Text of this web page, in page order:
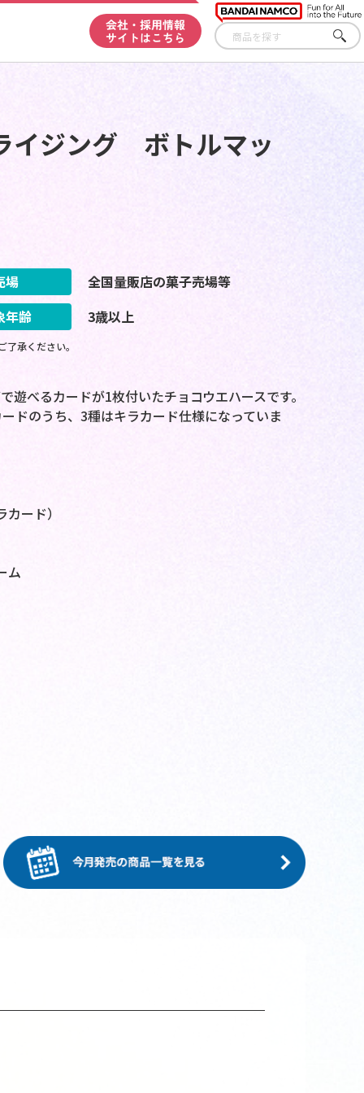
会社・採用情報
サイトはこちら
さが
す
イジング ボトルマッ
場
全国量販店の菓子売場等
年齢
3歳以上
承ください。
べるカードが1枚付いたチョコウエハースです。
ドのうち、3種はキラカード仕様になっていま
ード）
ム